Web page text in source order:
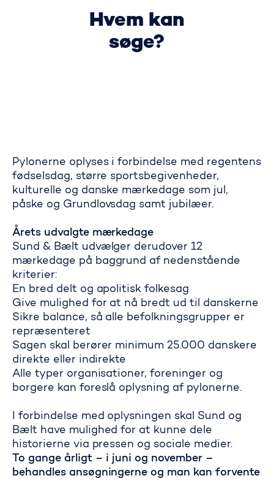
Hvem kan
søge?
Hvem kan søge?
Pylonerne oplyses i forbindelse med regentens
fødselsdag, større sportsbegivenheder,
kulturelle og danske mærkedage som jul,
påske og Grundlovsdag samt jubilæer.
Årets udvalgte mærkedage
Sund & Bælt udvælger derudover 12
mærkedage på baggrund af nedenstående
kriterier:
En bred delt og apolitisk folkesag
Give mulighed for at nå bredt ud til danskerne
Sikre balance, så alle befolkningsgrupper er
repræsenteret
Sagen skal berører minimum 25.000 danskere
direkte eller indirekte
Alle typer organisationer, foreninger og
borgere kan foreslå oplysning af pylonerne.
I forbindelse med oplysningen skal Sund og
Bælt have mulighed for at kunne dele
historierne via pressen og sociale medier.
To gange årligt – i juni og november –
behandles ansøgningerne og man kan forvente